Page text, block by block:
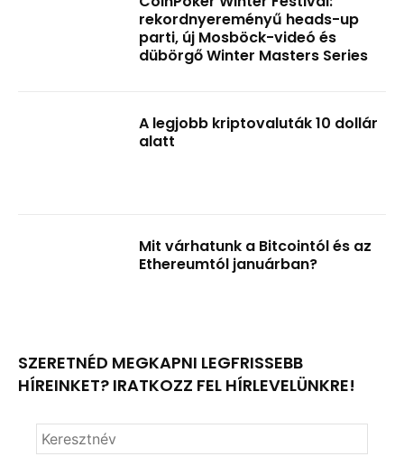
rekordnyereményű heads-up
parti, új Mosböck-videó és
dübörgő Winter Masters Series
A legjobb kriptovaluták 10 dollár
alatt
Mit várhatunk a Bitcointól és az
Ethereumtól januárban?
SZERETNÉD MEGKAPNI LEGFRISSEBB
HÍREINKET? IRATKOZZ FEL HÍRLEVELÜNKRE!